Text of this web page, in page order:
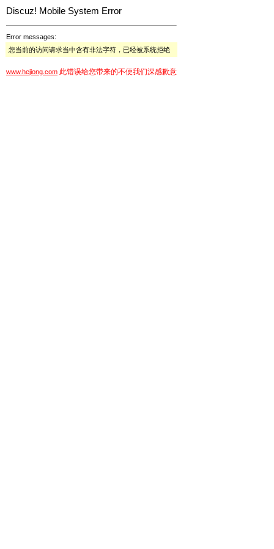
Discuz! Mobile System Error
Error messages:
您当前的访问请求当中含有非法字符，已经被系统拒绝
www.hejiong.com 此错误给您带来的不便我们深感歉意